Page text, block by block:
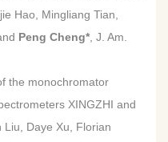
Hao, Mingliang Tian,
Peng Cheng* , J. Am.
the monochromator
XINGZHI and
Liu, Daye Xu, Florian